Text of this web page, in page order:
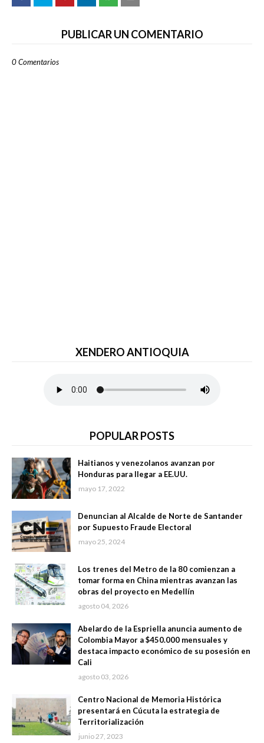
PUBLICAR UN COMENTARIO
0 Comentarios
XENDERO ANTIOQUIA
POPULAR POSTS
Haitianos y venezolanos avanzan por
Honduras para llegar a EE.UU.
mayo 17, 2022
Denuncian al Alcalde de Norte de Santander
por Supuesto Fraude Electoral
mayo 25, 2024
Los trenes del Metro de la 80 comienzan a
tomar forma en China mientras avanzan las
obras del proyecto en Medellín
agosto 04, 2026
Abelardo de la Espriella anuncia aumento de
Colombia Mayor a $450.000 mensuales y
destaca impacto económico de su posesión en
Cali
agosto 03, 2026
Centro Nacional de Memoria Histórica
presentará en Cúcuta la estrategia de
Territorialización
junio 27, 2023